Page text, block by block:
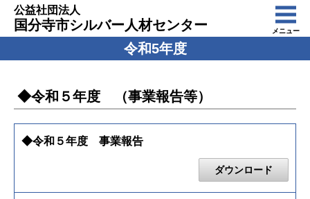
公益社団法人
国分寺市シルバー人材センター メニュー
令和5年度
◆令和５年度 （事業報告等）
◆令和５年度 事業報告
ダウンロード